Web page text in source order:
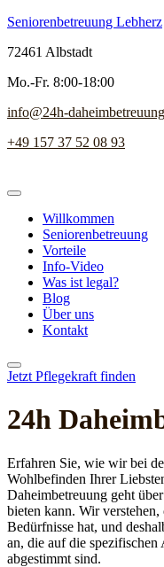
Seniorenbetreuung Lebherz
72461 Albstadt
Mo.-Fr. 8:00-18:00
info@24h-
+49 157 37 52 08 93
Willkommen
Seniorenbetreuung
Vorteile
Info-Video
Was ist legal?
Blog
Über uns
Kontakt
Jetzt Pflegekraft finden
24h
Erfahren Sie, wie wir bei
Wohlbefinden Ihrer
Daheimbetreuung geht
bieten kann. Wir
Bedürfnisse hat, und
an, die auf die
abgestimmt sind.